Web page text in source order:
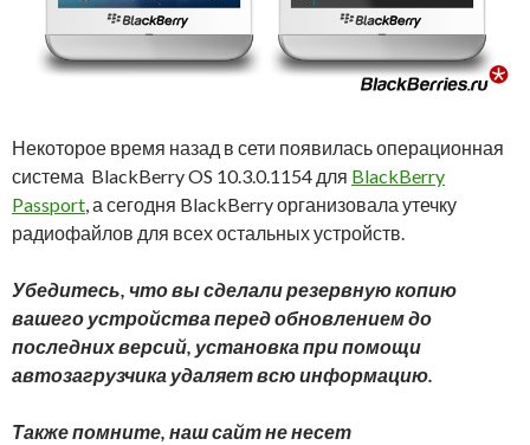
Некоторое время назад в сети появилась операционная
система BlackBerry OS 10.3.0.1154 для BlackBerry
Passport, а сегодня BlackBerry организовала утечку
радиофайлов для всех остальных устройств.
Убедитесь, что вы сделали резервную копию
вашего устройства перед обновлением до
последних версий, установка при помощи
автозагрузчика удаляет всю информацию.
Также помните, наш сайт не несет